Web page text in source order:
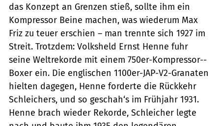
das ­Konzept an Grenzen stieß, sollte ihm ein
Kompressor Beine machen, was wiederum Max
Friz zu teuer erschien – man trennte sich 1927 im
Streit. Trotzdem: Volksheld Ernst Henne fuhr
seine Welt­rekorde mit einem 750er-Kompressor-­
Boxer ein. Die englischen 1100er-JAP-V2-­Granaten
hielten dagegen, Henne ­forderte die Rückkehr
Schleichers, und so geschah‘s im Frühjahr 1931.
Henne brach wieder Rekorde, Schleicher legte